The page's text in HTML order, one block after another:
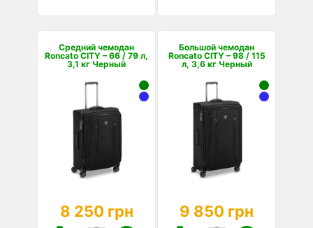
Средний чемодан
Roncato CITY – 66 / 79 л,
3,1 кг Черный
8 250 грн
Большой чемодан
Roncato CITY – 98 / 115
л, 3,6 кг Черный
9 850 грн